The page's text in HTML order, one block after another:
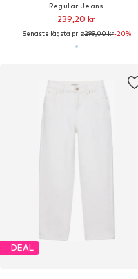
Regular Jeans
239,20 kr
Senaste lägsta pris:299,00 kr-20%
DEAL